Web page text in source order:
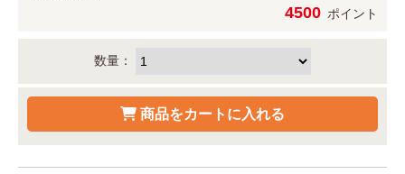
4500 ポイント
数量：